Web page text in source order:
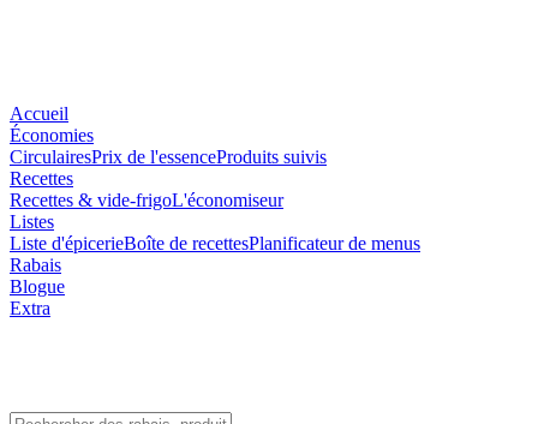
Accueil
Économies
CirculairesPrix de l'essenceProduits suivis
Recettes
Recettes & vide-frigoL'économiseur
Listes
Liste d'épicerieBoîte de recettesPlanificateur de menus
Rabais
Blogue
Extra